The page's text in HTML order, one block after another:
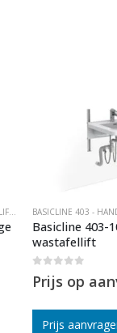
Basicline 403-
wastafellift
out of 5
Prijs op
Prijs